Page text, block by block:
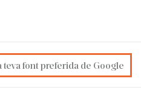
font preferida de Google